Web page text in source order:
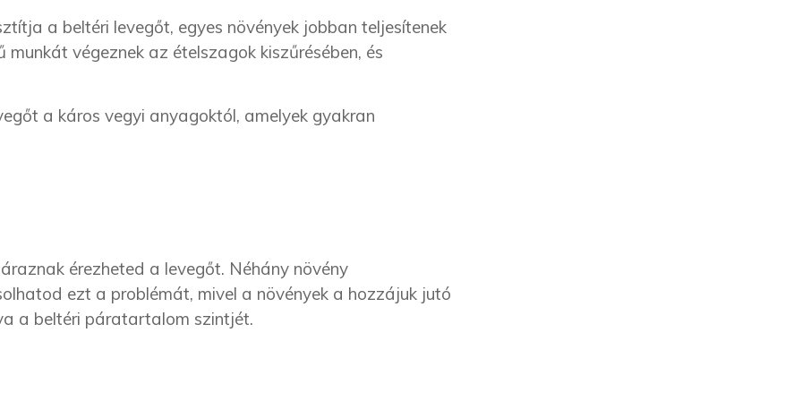
a beltéri levegőt, egyes növények jobban teljesítenek
végeznek az ételszagok kiszűrésében, és
a káros vegyi anyagoktól, amelyek gyakran
érezheted a levegőt. Néhány növény
ezt a problémát, mivel a növények a hozzájuk jutó
a beltéri páratartalom szintjét.